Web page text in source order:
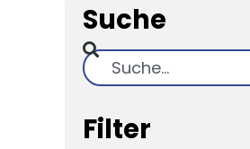
Suche
Suche
Filter